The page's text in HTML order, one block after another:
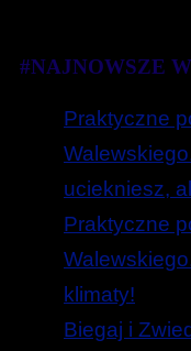
#NAJNOWSZE
Praktyczne
uciekniesz,
Praktyczne
klimaty!
Biegaj i